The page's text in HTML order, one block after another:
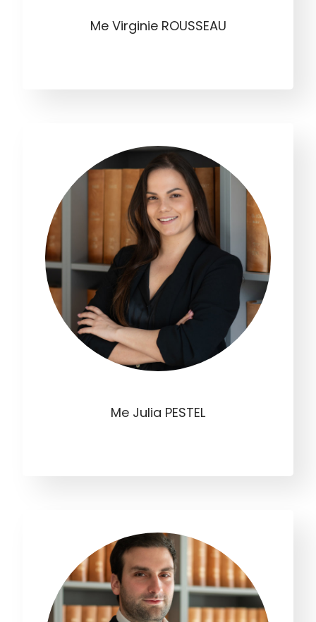
Me Virginie ROUSSEAU
Me Julia PESTEL